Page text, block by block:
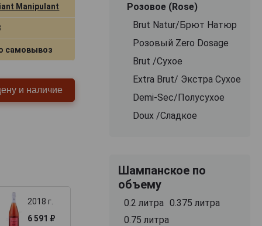
Manipulant
самовывоз
и наличие
2018 г.
6 591 ₽
Розовое (Rose)
Brut Natur/Брют Натюр
Розовый Zero Dosage
Brut /Сухое
Extra Brut/ Экстра Сухое
Demi-Sec/Полусухое
Doux /Сладкое
Шампанское по
объему
0.2 литра 0.375 литра
0.75 литра